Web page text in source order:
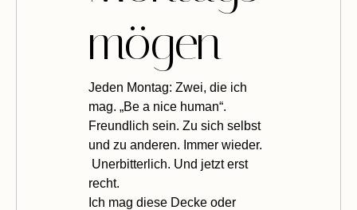
mögen
Jeden Montag: Zwei, die ich
mag. „Be a nice human“.
Freundlich sein. Zu sich selbst
und zu anderen. Immer wieder.
Unerbitterlich. Und jetzt erst
recht.
Ich mag diese Decke oder